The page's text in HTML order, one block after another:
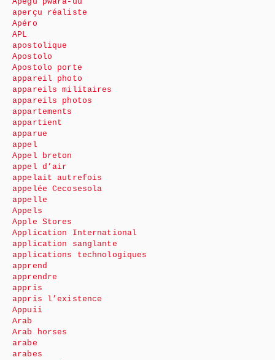
aperçu réaliste
Apéro
APL
apostolique
Apostolo
Apostolo porte
appareil photo
appareils militaires
appareils photos
appartements
appartient
apparue
appel
Appel breton
appel d’air
appelait autrefois
appelée Cecosesola
appelle
Appels
Apple Stores
Application International
application sanglante
applications technologiques
apprend
apprendre
appris
appris l’existence
Appuii
Arab
Arab horses
arabe
arabes